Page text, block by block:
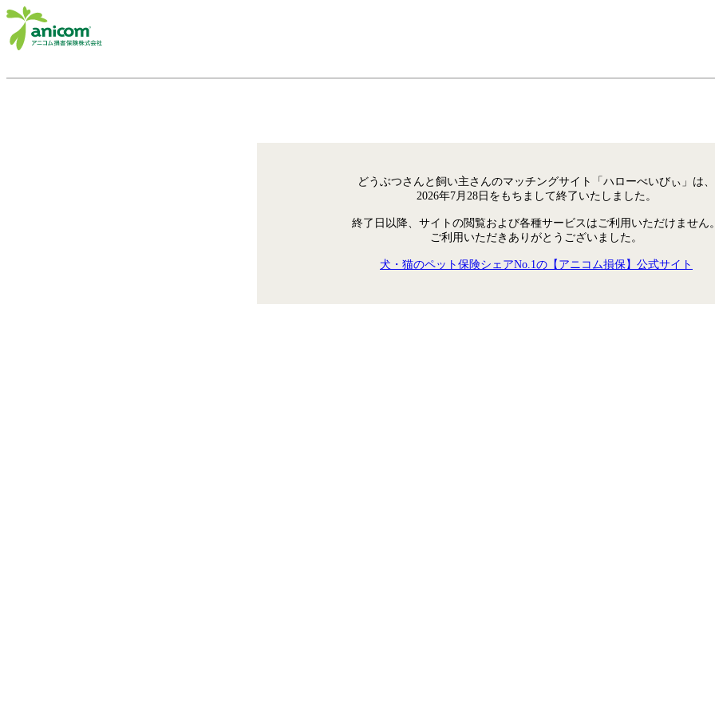
どうぶつさんと飼い主さんのマッチングサイト「ハローべいびぃ」は、
2026年7月28日をもちまして終了いたしました。
終了日以降、サイトの閲覧および各種サービスはご利用いただけません
ご利用いただきありがとうございました。
犬・猫のペット保険シェアNo.1の【アニコム損保】公式サイト